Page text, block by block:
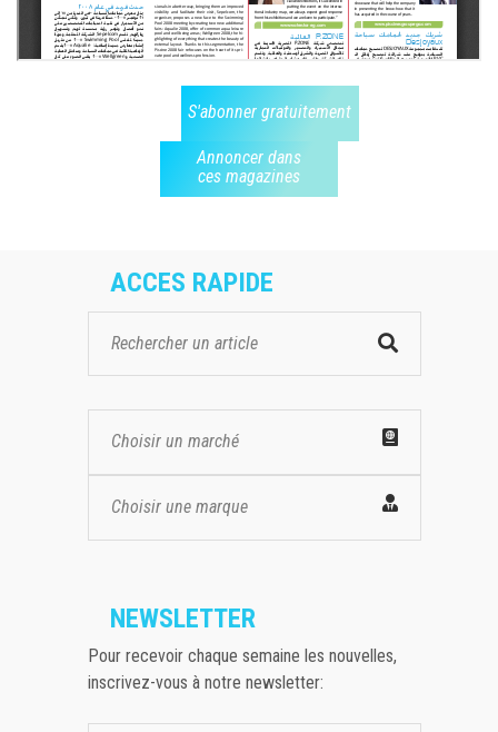
S'abonner gratuitement
Annoncer dans
ces magazines
ACCES RAPIDE
Choisir un marché
Choisir une marque
NEWSLETTER
Pour recevoir chaque semaine les nouvelles,
inscrivez-vous à notre newsletter: